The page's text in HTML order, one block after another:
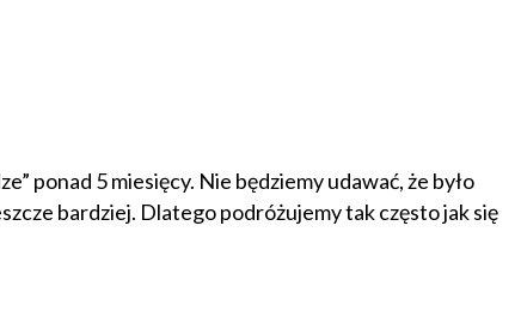
ponad 5 miesięcy. Nie będziemy udawać, że było
bardziej. Dlatego podróżujemy tak często jak się